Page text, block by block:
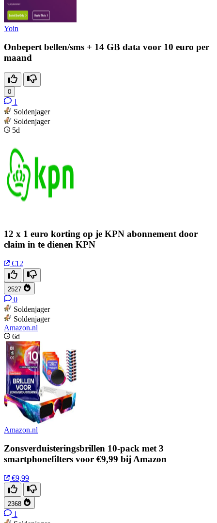
Yoin
Onbepert bellen/sms + 14 GB data voor 10 euro per
maand
0
1
Soldenjager
Soldenjager
5d
12 x 1 euro korting op je KPN abonnement door
claim in te dienen KPN
€12
2527
0
Soldenjager
Soldenjager
Amazon.nl
6d
Amazon.nl
Zonsverduisteringsbrillen 10-pack met 3
smartphonefilters voor €9,99 bij Amazon
€9,99
2368
1